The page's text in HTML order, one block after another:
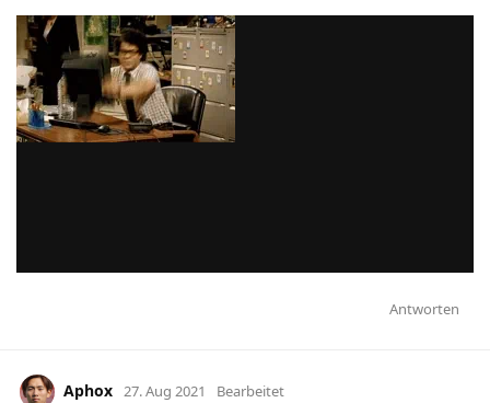
Antworten
Aphox 27. Aug 2021 Bearbeitet